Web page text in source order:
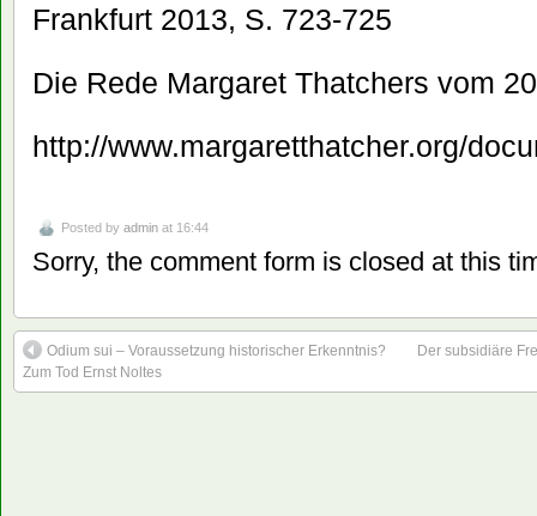
Frankfurt 2013, S. 723-725
Die Rede Margaret Thatchers vom
http://www.margaretthatcher.org/
Posted by admin at 16:44
Sorry, the comment form is closed at this
Odium sui – Voraussetzung historischer Erkenntnis?
Zum Tod Ernst Noltes
Der subsidiäre